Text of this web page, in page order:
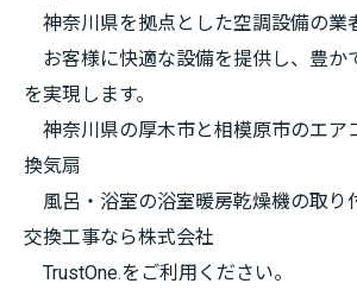
神奈川県を拠点とした空調設備の業
お客様に快適な設備を提供し、豊か
を実現します。
神奈川県の厚木市と相模原市のエア
換気扇
風呂・浴室の浴室暖房乾燥機の取り
交換工事なら株式会社
TrustOne.をご利用ください。